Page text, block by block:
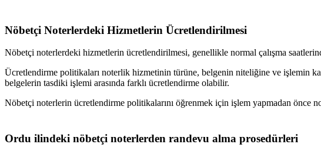
Nöbetçi Noterlerdeki Hizmetlerin Ücretlendirilmesi
Nöbetçi noterlerdeki hizmetlerin ücretlendirilmesi, genellikle normal çalışma
Ücretlendirme politikaları noterlik hizmetinin türüne, belgenin niteliğine ve işlemin
belgelerin tasdiki işlemi arasında farklı ücretlendirme olabilir.
Nöbetçi noterlerin ücretlendirme politikalarını öğrenmek için işlem yapmadan önce
Ordu ilindeki nöbetçi noterlerden randevu alma prosedürleri